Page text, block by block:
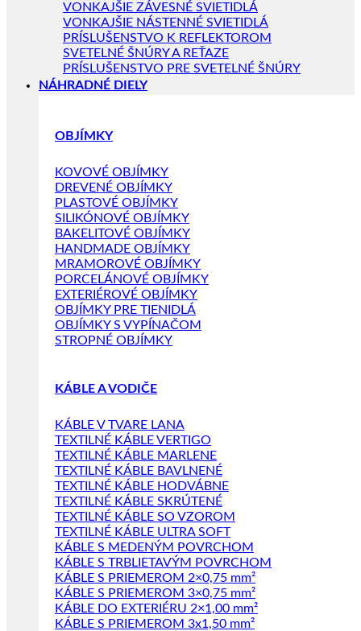
VONKAJŠIE ZÁVESNÉ SVIETIDLÁ
VONKAJŠIE NÁSTENNÉ SVIETIDLÁ
PRÍSLUŠENSTVO K REFLEKTOROM
SVETELNÉ ŠNÚRY A REŤAZE
PRÍSLUŠENSTVO PRE SVETELNÉ ŠNÚRY
NÁHRADNÉ DIELY
OBJÍMKY
KOVOVÉ OBJÍMKY
DREVENÉ OBJÍMKY
PLASTOVÉ OBJÍMKY
SILIKÓNOVÉ OBJÍMKY
BAKELITOVÉ OBJÍMKY
HANDMADE OBJÍMKY
MRAMOROVÉ OBJÍMKY
PORCELÁNOVÉ OBJÍMKY
EXTERIÉROVÉ OBJÍMKY
OBJÍMKY PRE TIENIDLÁ
OBJÍMKY S VYPÍNAČOM
STROPNÉ OBJÍMKY
KÁBLE A VODIČE
KÁBLE V TVARE LANA
TEXTILNÉ KÁBLE VERTIGO
TEXTILNÉ KÁBLE MARLENE
TEXTILNÉ KÁBLE BAVLNENÉ
TEXTILNÉ KÁBLE HODVÁBNE
TEXTILNÉ KÁBLE SKRÚTENÉ
TEXTILNÉ KÁBLE SO VZOROM
TEXTILNÉ KÁBLE ULTRA SOFT
KÁBLE S MEDENÝM POVRCHOM
KÁBLE S TRBLIETAVÝM POVRCHOM
KÁBLE S PRIEMEROM 2×0,75 mm²
KÁBLE S PRIEMEROM 3×0,75 mm²
KÁBLE DO EXTERIÉRU 2×1,00 mm²
KÁBLE S PRIEMEROM 3x1,50 mm²